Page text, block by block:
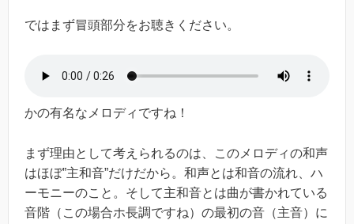
ではまず冒頭部分をお聴きください。
かの有名なメロディですね！
まず理由として考えられるのは、このメロディの和声
はほぼ”主和音”だけだから。和声とは和音の流れ、ハ
ーモニーのこと。そして主和音とは曲が書かれている
音階（この場合ホ長調ですね）の最初の音（主音）に